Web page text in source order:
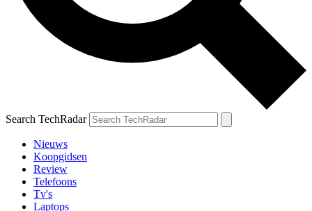
Search TechRadar
Nieuws
Koopgidsen
Review
Telefoons
Tv's
Laptops